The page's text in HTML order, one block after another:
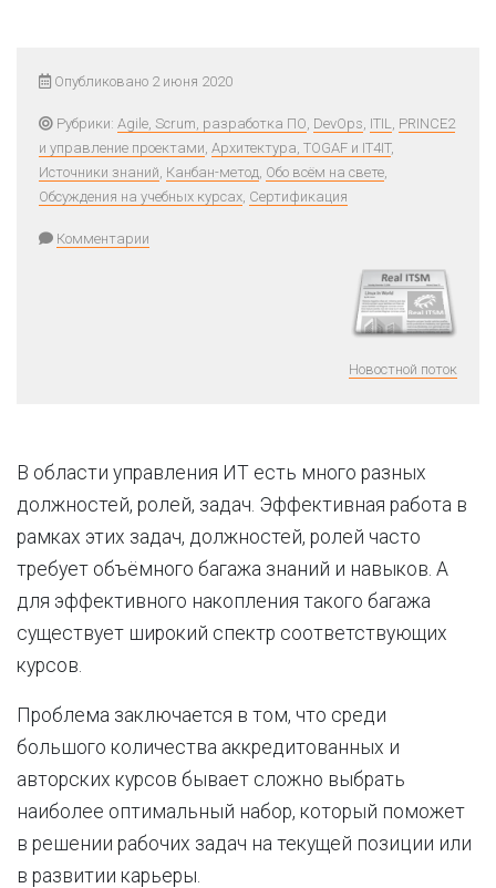
Опубликовано 2 июня 2020
Рубрики: Agile, Scrum, разработка ПО, DevOps, ITIL, PRINCE2
и управление проектами, Архитектура, TOGAF и IT4IT,
Источники знаний, Канбан-метод, Обо всём на свете,
Обсуждения на учебных курсах, Сертификация
Комментарии
Новостной поток
В области управления ИТ есть много разных
должностей, ролей, задач. Эффективная работа в
рамках этих задач, должностей, ролей часто
требует объёмного багажа знаний и навыков. А
для эффективного накопления такого багажа
существует широкий спектр соответствующих
курсов.
Проблема заключается в том, что среди
большого количества аккредитованных и
авторских курсов бывает сложно выбрать
наиболее оптимальный набор, который поможет
в решении рабочих задач на текущей позиции или
в развитии карьеры.